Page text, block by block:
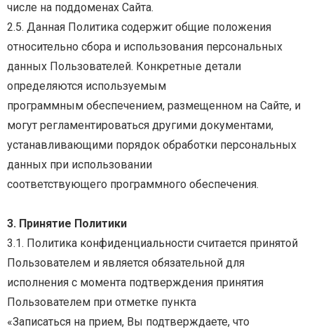
числе на поддоменах Сайта.
2.5. Данная Политика содержит общие положения
относительно сбора и использования персональных
данных Пользователей. Конкретные детали
определяются используемым
программным обеспечением, размещенном на Сайте, и
могут регламентироваться другими документами,
устанавливающими порядок обработки персональных
данных при использовании
соответствующего программного обеспечения.
3. Принятие Политики
3.1. Политика конфиденциальности считается принятой
Пользователем и является обязательной для
исполнения с момента подтверждения принятия
Пользователем при отметке пункта
«Записаться на прием, Вы подтверждаете, что